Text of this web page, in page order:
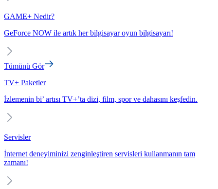
GAME+ Nedir?
GeForce NOW ile artık her bilgisayar oyun bilgisayarı!
Tümünü Gör
TV+ Paketler
İzlemenin bi’ artısı TV+’ta dizi, film, spor ve dahasını keşfedin.
Servisler
İnternet deneyiminizi zenginleştiren servisleri kullanmanın tam
zamanı!